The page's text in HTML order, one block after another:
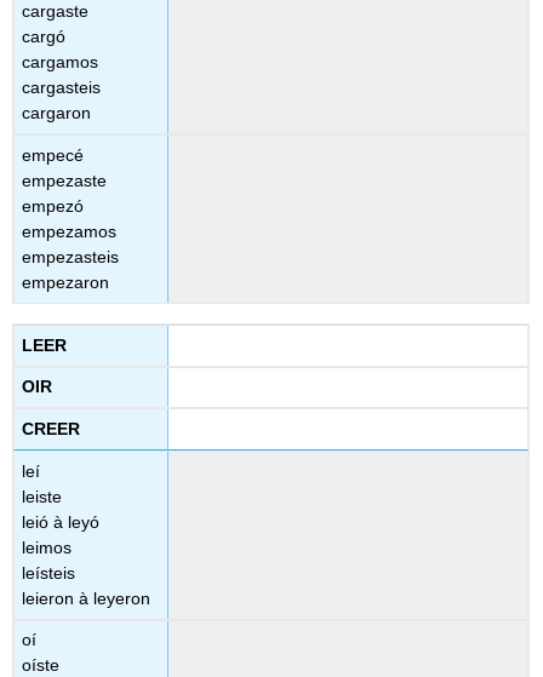
cargaste
cargó
cargamos
cargasteis
cargaron
empecé
empezaste
empezó
empezamos
empezasteis
empezaron
LEER
OIR
CREER
leí
leiste
leió à leyó
leimos
leísteis
leieron à leyeron
oí
oíste